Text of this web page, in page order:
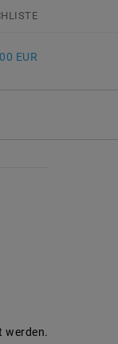
EUR
werden.